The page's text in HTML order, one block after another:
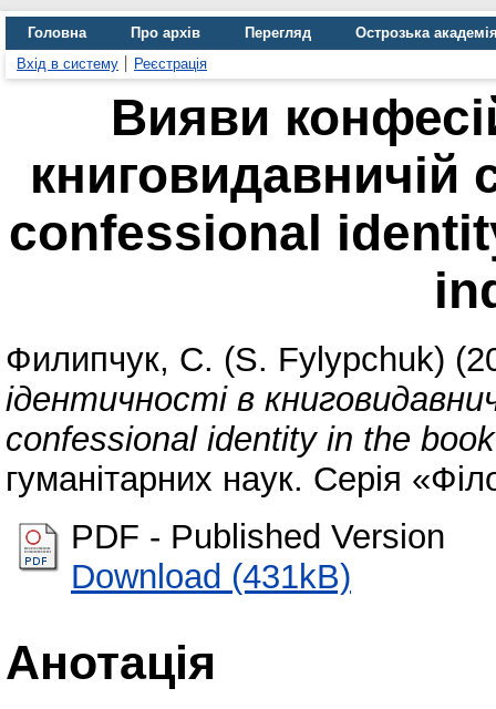
Головна Про архів Перегляд
Острозька
Вхід в систему
Реєстрація
Bияви
confessional
Филипчук, С. (S. Fylypchuk)
ідентичності в
confessional identity in the
гуманітарних наук. Серія
PDF - Published Version
Download (431kB)
Анотація